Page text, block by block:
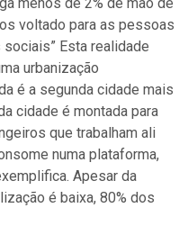
voltado para as pessoas
Esta realidade
urbanização
é a segunda cidade mais
cidade é montada para
que trabalham ali
numa plataforma,
Apesar da
é baixa, 80% dos